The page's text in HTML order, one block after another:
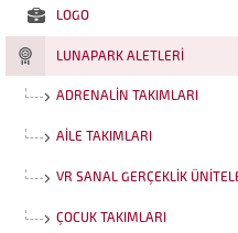
LOGO
LUNAPARK ALETLERI
ADRENALIN TAKIMLARI
AILE TAKIMLARI
VR SANAL GERÇEKLIK
ÇOCUK TAKIMLARI